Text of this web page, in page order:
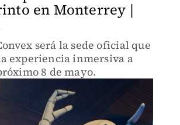
en Monterrey |
será la sede oficial que
experiencia inmersiva a
8 de mayo.